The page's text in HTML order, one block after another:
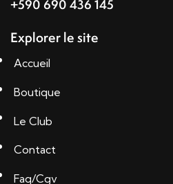
+590 690 436 145
Explorer le site
Accueil
Boutique
Le Club
Contact
Faq/Cgv